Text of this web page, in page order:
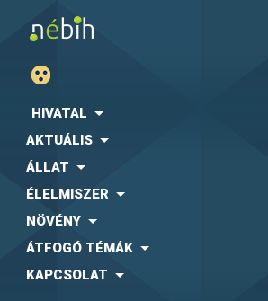
HIVATAL
AKTUÁLIS
ÁLLAT
ÉLELMISZER
NÖVÉNY
ÁTFOGÓ TÉMÁK
KAPCSOLAT